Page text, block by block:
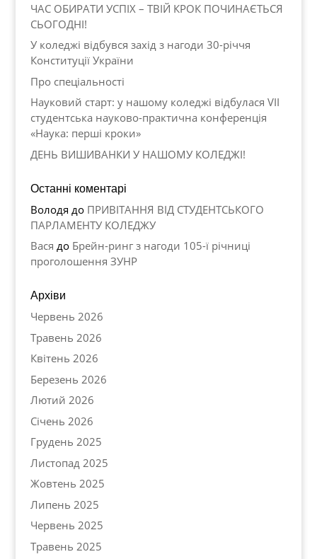
ЧАС ОБИРАТИ УСПІХ – ТВІЙ КРОК ПОЧИНАЄТЬСЯ
СЬОГОДНІ!
У коледжі відбувся захід з нагоди 30-річчя
Конституції України
Про спеціальності
Науковий старт: у нашому коледжі відбулася VII
студентська науково-практична конференція
«Наука: перші кроки»
ДЕНЬ ВИШИВАНКИ У НАШОМУ КОЛЕДЖІ!
Останні коментарі
Володя до ПРИВІТАННЯ ВІД СТУДЕНТСЬКОГО
ПАРЛАМЕНТУ КОЛЕДЖУ
Вася до Брейн-ринг з нагоди 105-ї річниці
проголошення ЗУНР
Архіви
Червень 2026
Травень 2026
Квітень 2026
Березень 2026
Лютий 2026
Січень 2026
Грудень 2025
Листопад 2025
Жовтень 2025
Липень 2025
Червень 2025
Травень 2025